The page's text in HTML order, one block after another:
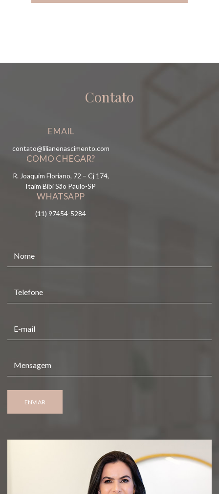
Contato
EMAIL
contato@lilianenascimento.com
COMO CHEGAR?
R. Joaquim Floriano, 72 – Cj 174,
Itaim Bibi São Paulo-SP
WHATSAPP
(11) 97454-5284
ENVIAR